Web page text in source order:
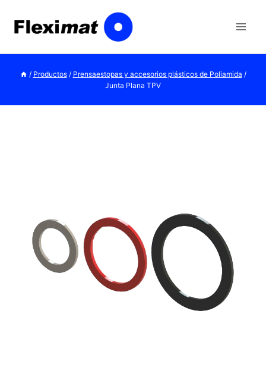
/ Productos / Prensaestopas y accesorios plásticos de Poliamida /
Junta Plana TPV